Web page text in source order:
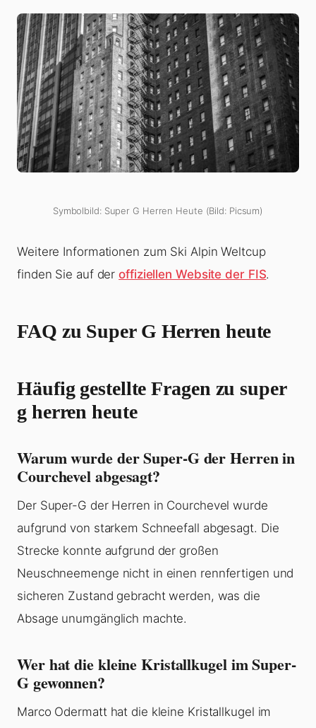
Symbolbild: Super G Herren Heute (Bild: Picsum)
Weitere Informationen zum Ski Alpin Weltcup
finden Sie auf deroffiziellen Website der FIS.
FAQ zu Super G Herren heute
Häufig gestellte Fragen zu super
g herren heute
Warum wurde der Super-G der Herren in
Courchevel abgesagt?
Der Super-G der Herren in Courchevel wurde
aufgrund von starkem Schneefall abgesagt. Die
Strecke konnte aufgrund der großen
Neuschneemenge nicht in einen rennfertigen und
sicheren Zustand gebracht werden, was die
Absage unumgänglich machte.
Wer hat die kleine Kristallkugel im Super-
G gewonnen?
Marco Odermatt hat die kleine Kristallkugel im